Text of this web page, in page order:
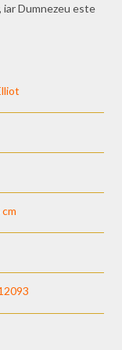
iar Dumnezeu este